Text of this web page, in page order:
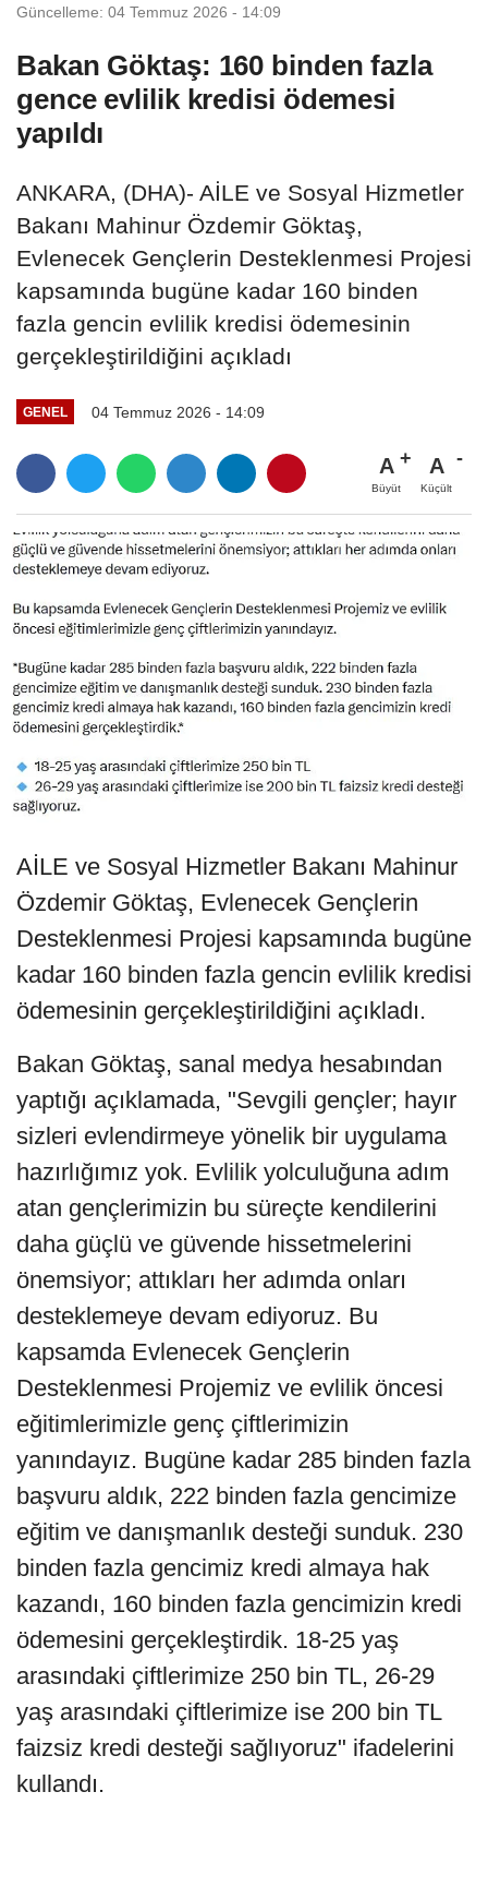
Güncelleme: 04 Temmuz 2026 - 14:09
Bakan Göktaş: 160 binden fazla
gence evlilik kredisi ödemesi
yapıldı
ANKARA, (DHA)- AİLE ve Sosyal Hizmetler
Bakanı Mahinur Özdemir Göktaş,
Evlenecek Gençlerin Desteklenmesi Projesi
kapsamında bugüne kadar 160 binden
fazla gencin evlilik kredisi ödemesinin
gerçekleştirildiğini açıkladı
GENEL 04 Temmuz 2026 - 14:09
A
Büyüt
A
Küçült
AİLE ve Sosyal Hizmetler Bakanı Mahinur
Özdemir Göktaş, Evlenecek Gençlerin
Desteklenmesi Projesi kapsamında bugüne
kadar 160 binden fazla gencin evlilik kredisi
ödemesinin gerçekleştirildiğini açıkladı.
Bakan Göktaş, sanal medya hesabından
yaptığı açıklamada, "Sevgili gençler; hayır
sizleri evlendirmeye yönelik bir uygulama
hazırlığımız yok. Evlilik yolculuğuna adım
atan gençlerimizin bu süreçte kendilerini
daha güçlü ve güvende hissetmelerini
önemsiyor; attıkları her adımda onları
desteklemeye devam ediyoruz. Bu
kapsamda Evlenecek Gençlerin
Desteklenmesi Projemiz ve evlilik öncesi
eğitimlerimizle genç çiftlerimizin
yanındayız. Bugüne kadar 285 binden fazla
başvuru aldık, 222 binden fazla gencimize
eğitim ve danışmanlık desteği sunduk. 230
binden fazla gencimiz kredi almaya hak
kazandı, 160 binden fazla gencimizin kredi
ödemesini gerçekleştirdik. 18-25 yaş
arasındaki çiftlerimize 250 bin TL, 26-29
yaş arasındaki çiftlerimize ise 200 bin TL
faizsiz kredi desteği sağlıyoruz" ifadelerini
kullandı.